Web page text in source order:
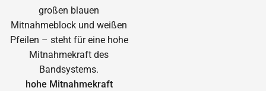
hohe Mitnahmekraft